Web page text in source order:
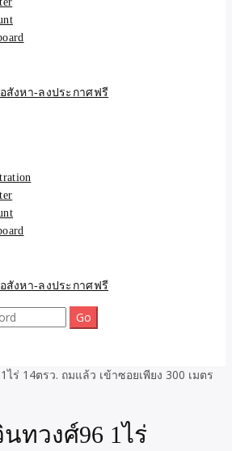
งหา-ลงประกาศฟรี
งหา-ลงประกาศฟรี
ทวงศ์96 1ไร่